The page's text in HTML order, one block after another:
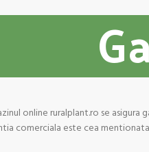
online ruralplant.ro se
comerciala este cea